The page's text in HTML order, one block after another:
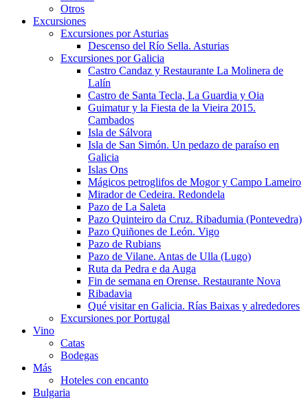
Otros
Excursiones
Excursiones por Asturias
Descenso del Río Sella. Asturias
Excursiones por Galicia
Castro Candaz y Restaurante La Molinera de
Lalín
Castro de Santa Tecla, La Guardia y Oia
Guimatur y la Fiesta de la Vieira 2015.
Cambados
Isla de Sálvora
Isla de San Simón. Un pedazo de paraíso en
Galicia
Islas Ons
Mágicos petroglifos de Mogor y Campo Lameiro
Mirador de Cedeira. Redondela
Pazo de La Saleta
Pazo Quinteiro da Cruz. Ribadumia (Pontevedra)
Pazo Quiñones de León. Vigo
Pazo de Rubians
Pazo de Vilane. Antas de Ulla (Lugo)
Ruta da Pedra e da Auga
Fin de semana en Orense. Restaurante Nova
Ribadavia
Qué visitar en Galicia. Rías Baixas y alrededores
Excursiones por Portugal
Vino
Catas
Bodegas
Más
Hoteles con encanto
Bulgaria